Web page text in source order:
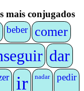
mais conjugados
beber
comer
dar
ir nadar pedir